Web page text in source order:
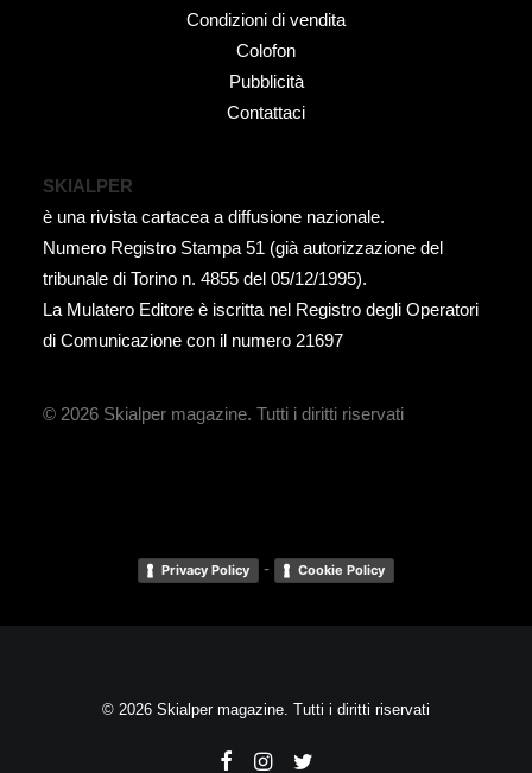
Condizioni di vendita
Colofon
Pubblicità
Contattaci
SKIALPER
è una rivista cartacea a diffusione nazionale.
Numero Registro Stampa 51 (già autorizzazione del
tribunale di Torino n. 4855 del 05/12/1995).
La Mulatero Editore è iscritta nel Registro degli Operatori
di Comunicazione con il numero 21697
© 2026 Skialper magazine. Tutti i diritti riservati
Privacy Policy - Cookie Policy
© 2026 Skialper magazine. Tutti i diritti riservati